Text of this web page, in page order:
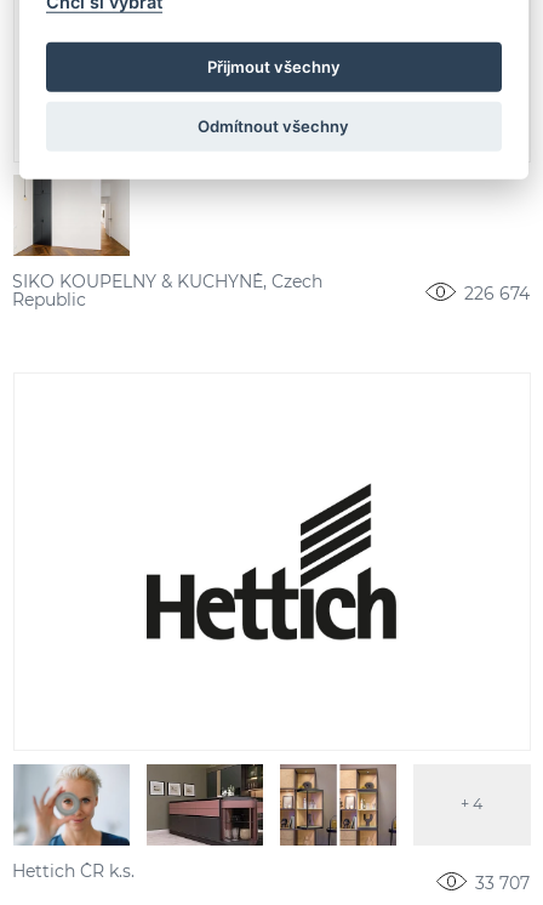
SIKO KOUPELNY & KUCHYNĚ, Czech
Republic
226 674
+ 4
Hettich ČR k.s.
33 707
Přijmout všechny
Odmítnout všechny